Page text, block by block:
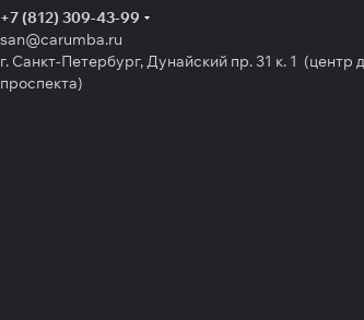
+7 (812) 309-43-99
san@carumba.ru
г. Санкт-Петербург, Дунайский пр. 31 к. 1 (центр
проспекта)